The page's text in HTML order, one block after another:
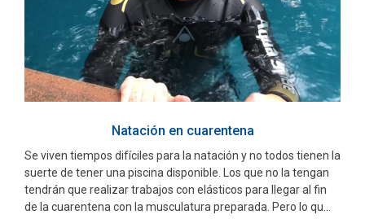
Natación en cuarentena
Se viven tiempos difíciles para la natación y no todos tienen la
suerte de tener una piscina disponible. Los que no la tengan
tendrán que realizar trabajos con elásticos para llegar al fin
de la cuarentena con la musculatura preparada. Pero lo qu...